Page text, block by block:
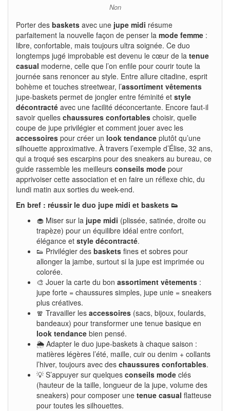
Non
Porter des baskets avec une jupe midi résume
parfaitement la nouvelle façon de penser la mode femme :
libre, confortable, mais toujours ultra soignée. Ce duo
longtemps jugé improbable est devenu le cœur de la tenue
casual moderne, celle que l’on enfile pour courir toute la
journée sans renoncer au style. Entre allure citadine, esprit
bohème et touches streetwear, l’assortiment vêtements
jupe-baskets permet de jongler entre féminité et style
décontracté avec une facilité déconcertante. Encore faut-il
savoir quelles chaussures confortables choisir, quelle
coupe de jupe privilégier et comment jouer avec les
accessoires pour créer un look tendance plutôt qu’une
silhouette approximative. À travers l’exemple d’Élise, 32 ans,
qui a troqué ses escarpins pour des sneakers au bureau, ce
guide rassemble les meilleurs conseils mode pour
apprivoiser cette association et en faire un réflexe chic, du
lundi matin aux sorties du week-end.
En bref : réussir le duo jupe midi et baskets 👟
🧁 Miser sur la jupe midi (plissée, satinée, droite ou
trapèze) pour un équilibre idéal entre confort,
élégance et style décontracté.
👟 Privilégier des baskets fines et sobres pour
allonger la jambe, surtout si la jupe est imprimée ou
colorée.
🎨 Jouer la carte du bon assortiment vêtements :
jupe forte = chaussures simples, jupe unie = sneakers
plus créatives.
🧣 Travailler les accessoires (sacs, bijoux, foulards,
bandeaux) pour transformer une tenue basique en
look tendance bien pensé.
🌦 Adapter le duo jupe-baskets à chaque saison :
matières légères l’été, maille, cuir ou denim + collants
l’hiver, toujours avec des chaussures confortables.
💡 S’appuyer sur quelques conseils mode clés
(hauteur de la taille, longueur de la jupe, volume des
sneakers) pour composer une tenue casual flatteuse
pour toutes les silhouettes.